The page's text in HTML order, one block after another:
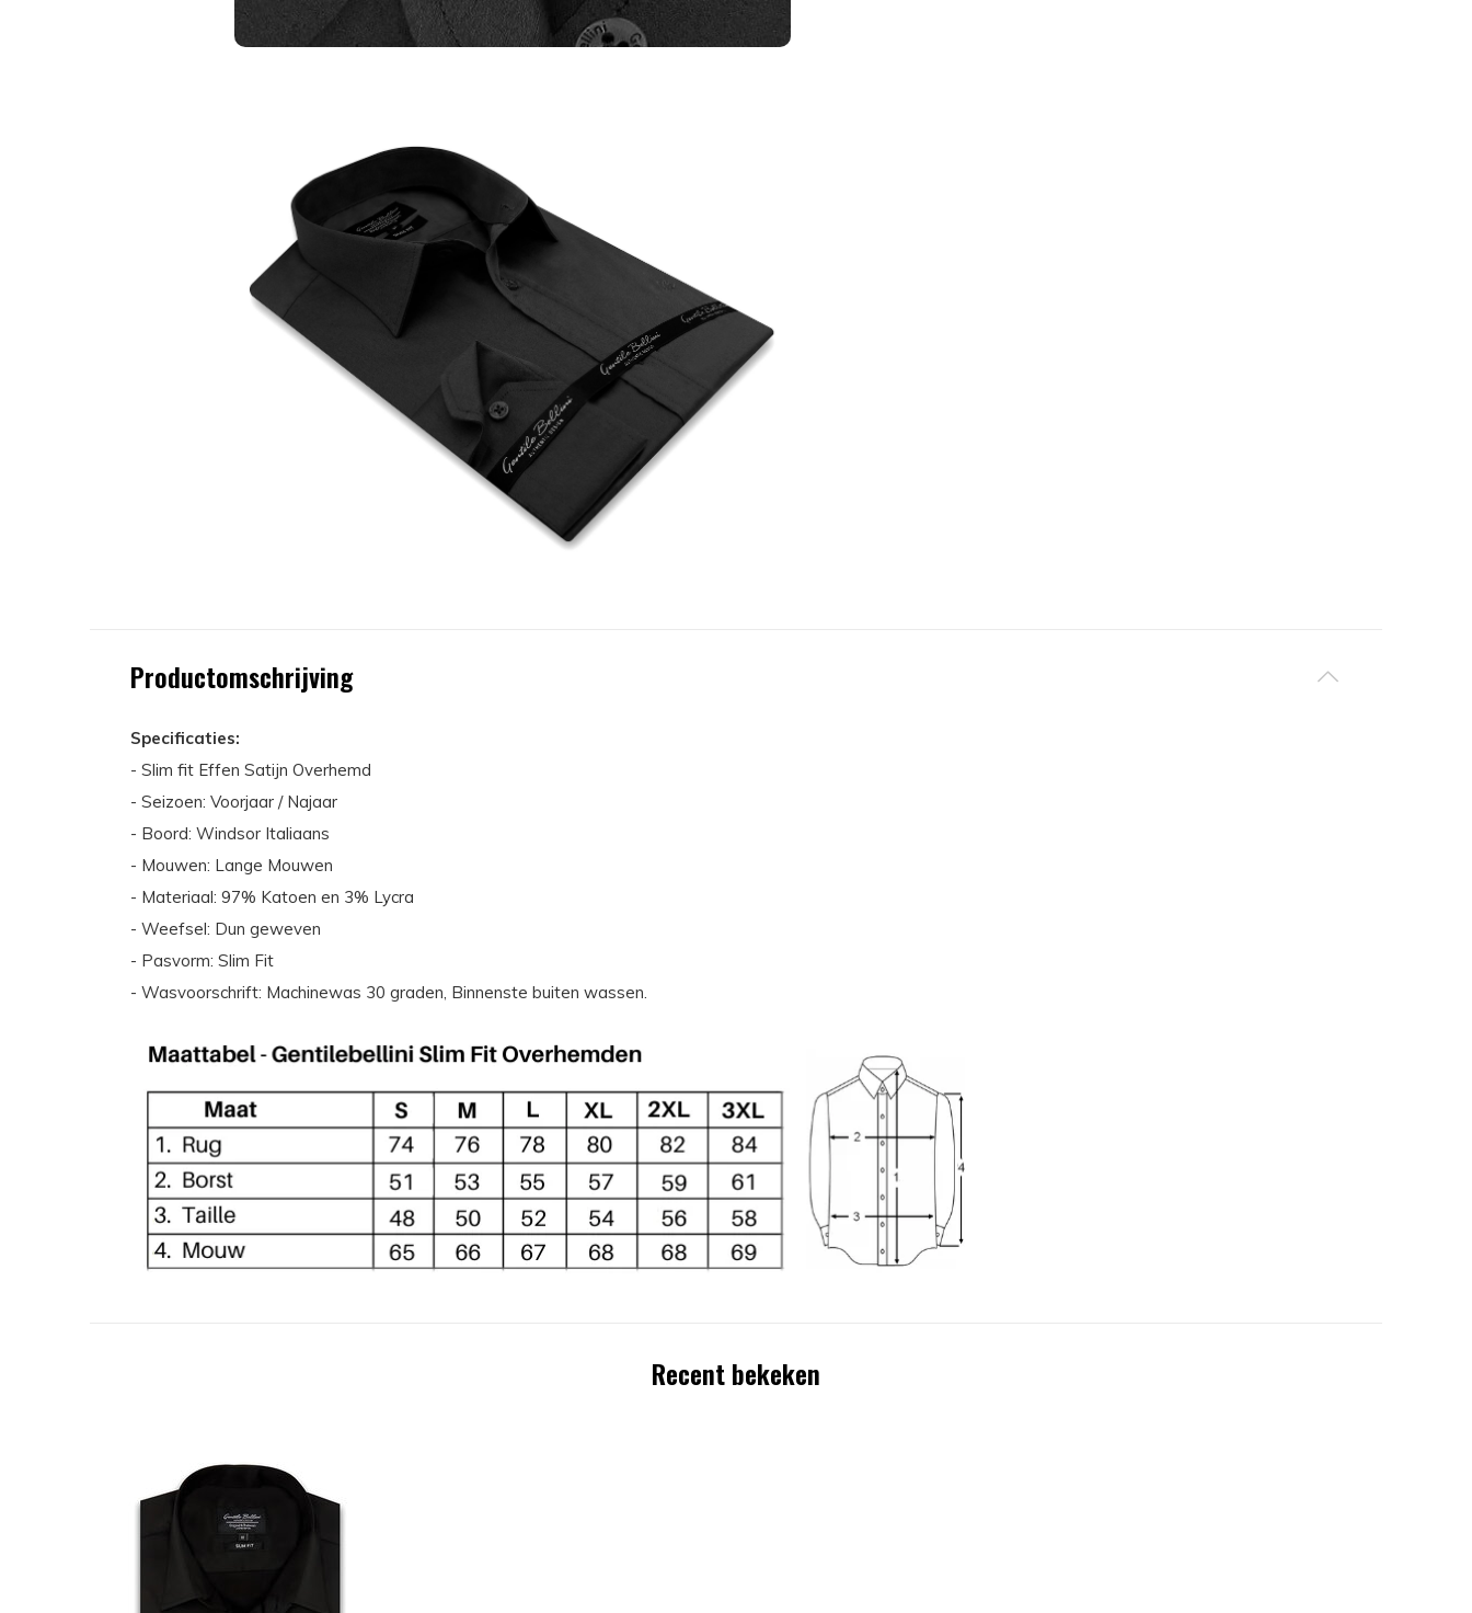
Productomschrijving
Specificaties:
- Slim fit Effen Satijn Overhemd
- Seizoen: Voorjaar / Najaar
- Boord: Windsor Italiaans
- Mouwen: Lange Mouwen
- Materiaal: 97% Katoen en 3% Lycra
- Weefsel: Dun geweven
- Pasvorm: Slim Fit
- Wasvoorschrift: Machinewas 30 graden, Binnenste buiten wassen.
Recent bekeken